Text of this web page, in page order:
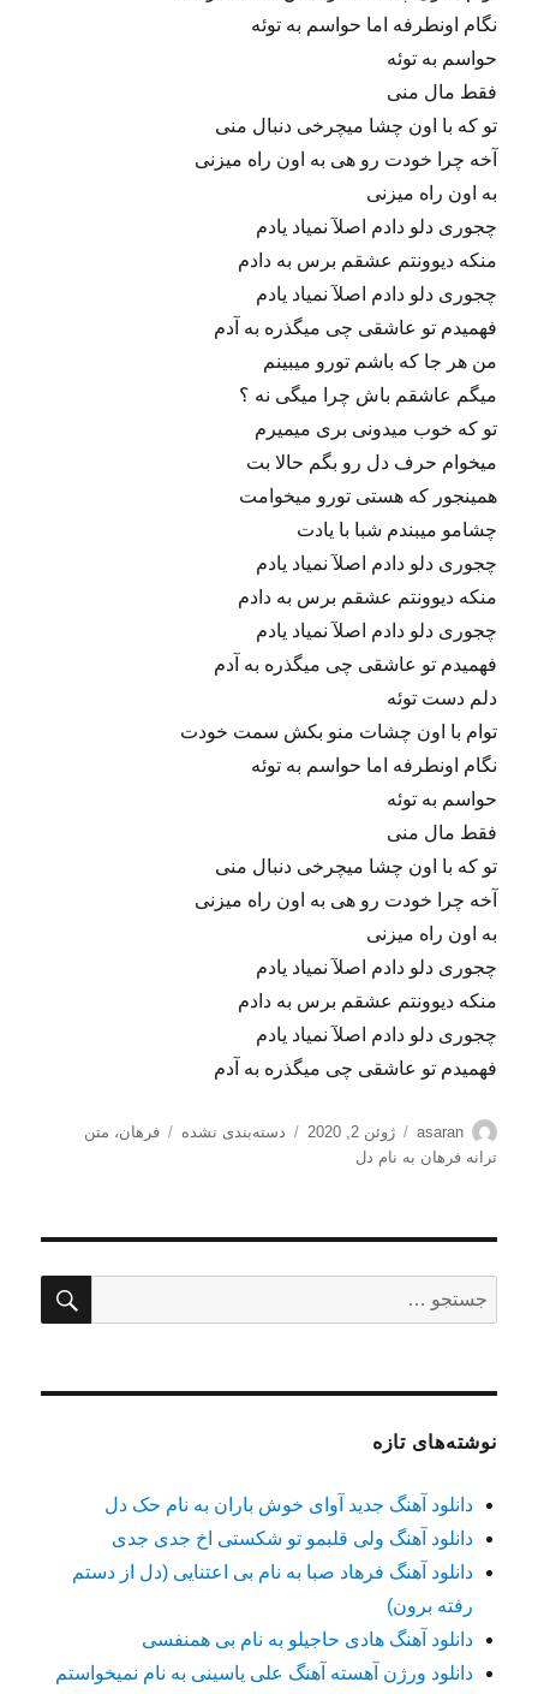
نگام اونطرفه اما حواسم به توئه
حواسم به توئه
فقط مال منی
تو که با اون چشا میچرخی دنبال منی
آخه چرا خودت رو هی به اون راه میزنی
به اون راه میزنی
چجوری دلو دادم اصلآ نمیاد یادم
منکه دیوونتم عشقم برس به دادم
چجوری دلو دادم اصلآ نمیاد یادم
فهمیدم تو عاشقی چی میگذره به آدم
من هر جا که باشم تورو میبینم
میگم عاشقم باش چرا میگی نه ؟
تو که خوب میدونی بری میمیرم
میخوام حرف دل رو بگم حالا بت
همینجور که هستی تورو میخوامت
چشامو میبندم شبا با یادت
چجوری دلو دادم اصلآ نمیاد یادم
منکه دیوونتم عشقم برس به دادم
چجوری دلو دادم اصلآ نمیاد یادم
فهمیدم تو عاشقی چی میگذره به آدم
دلم دست توئه
توام با اون چشات منو بکش سمت خودت
نگام اونطرفه اما حواسم به توئه
حواسم به توئه
فقط مال منی
تو که با اون چشا میچرخی دنبال منی
آخه چرا خودت رو هی به اون راه میزنی
به اون راه میزنی
چجوری دلو دادم اصلآ نمیاد یادم
منکه دیوونتم عشقم برس به دادم
چجوری دلو دادم اصلآ نمیاد یادم
فهمیدم تو عاشقی چی میگذره به آدم
نویسنده
asaran
ارسال
شده
ژوئن 2, 2020 دسته‌ها
دسته‌بندی نشده برچسب‌ها
فرهان، متن
ترانه فرهان به نام دل
برای:
نوشته‌های تازه
دانلود آهنگ جدید آوای خوش باران به نام حک دل
دانلود آهنگ ولی قلبمو تو شکستی اخ جدی جدی
دانلود آهنگ فرهاد صبا به نام بی اعتنایی (دل از دستم
رفته برون)
دانلود آهنگ هادی حاجیلو به نام بی همنفسی
دانلود ورژن آهسته آهنگ علی یاسینی به نام نمیخواستم